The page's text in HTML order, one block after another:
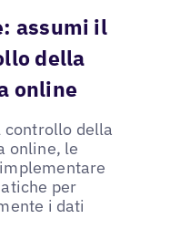
assumi il
della
online
controllo della
online, le
per
i dati